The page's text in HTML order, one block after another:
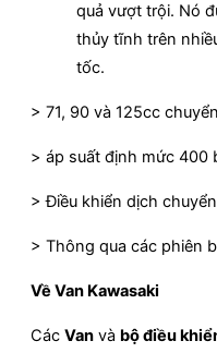
quả vượt trội. Nó
thủy tĩnh trên
tốc.
> 71, 90 và 125cc
> áp suất định mức 400
> Điều khiển dịch
> Thông qua các phiên
Về Van Kawasaki
Các Van và bộ điều